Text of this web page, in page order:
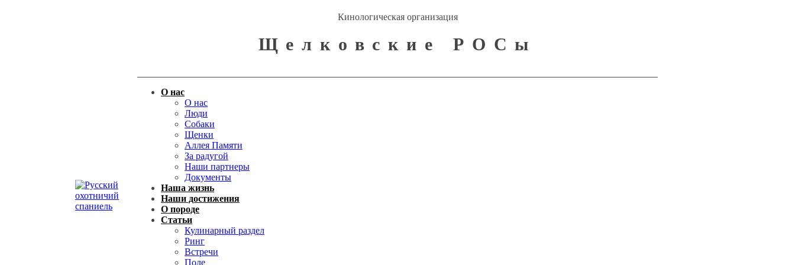
Кинологическая организация
Щелковские РОСы
О нас
О нас
Люди
Собаки
Щенки
Аллея Памяти
За радугой
Наши партнеры
Документы
Наша жизнь
Наши достижения
О породе
Статьи
Кулинарный раздел
Ринг
Встречи
Поле